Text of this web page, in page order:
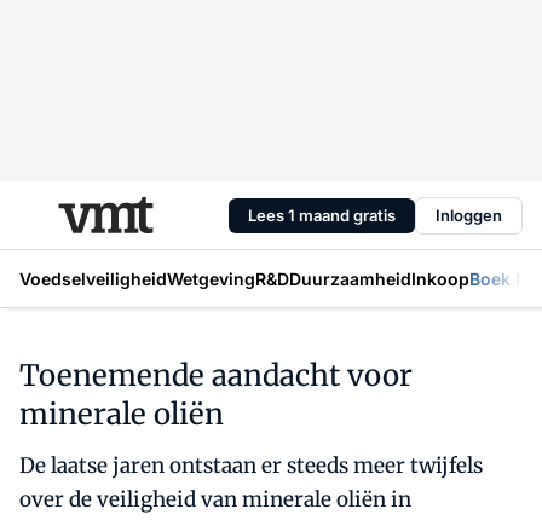
Lees 1 maand gratis Inloggen
VoedselveiligheidWetgevingR&DDuurzaamheidInkoopBoek
Toenemende aandacht voor
minerale oliën
De laatse jaren ontstaan er steeds meer twijfels
over de veiligheid van minerale oliën in